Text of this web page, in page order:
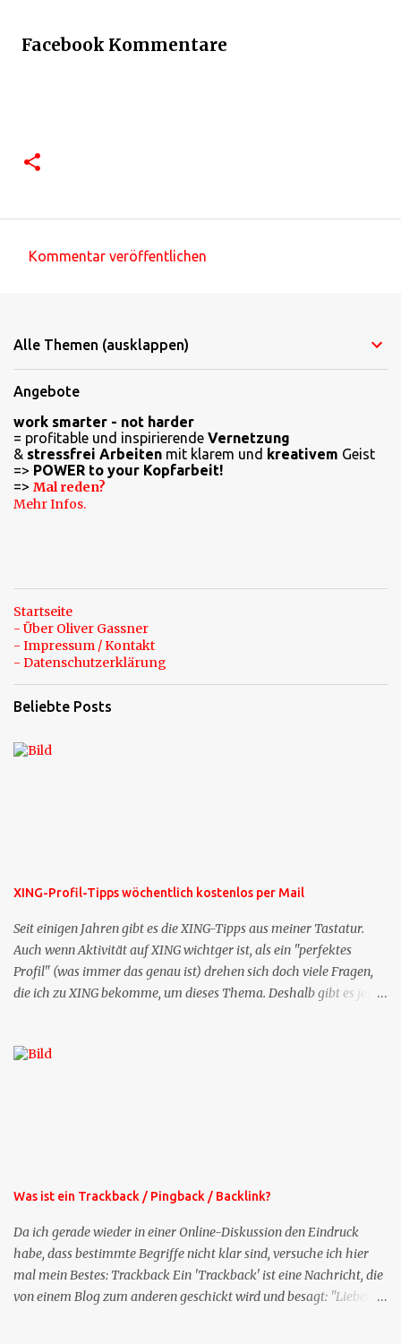
Facebook Kommentare
m
n
t
a
r
e
Kommentar veröffentlichen
Alle Themen (ausklappen)
Angebote
work smarter - not harder
= profitable und inspirierende Vernetzung
& stressfrei Arbeiten mit klarem und kreativem Geist
=> POWER to your Kopfarbeit!
=> Mal reden?
Mehr Infos.
Startseite
- Über Oliver Gassner
- Impressum / Kontakt
- Datenschutzerklärung
Beliebte Posts
XING-Profil-Tipps wöchentlich kostenlos per Mail
Seit einigen Jahren gibt es die XING-Tipps aus meiner Tastatur.
Auch wenn Aktivität auf XING wichtger ist, als ein "perfektes
Profil" (was immer das genau ist) drehen sich doch viele Fragen,
die ich zu XING bekomme, um dieses Thema. Deshalb gibt es jetzt
bekommen Sie kostenlos eine weitere Folge. Die Startsequenz ist 16
Was ist ein Trackback / Pingback / Backlink?
Da ich gerade wieder in einer Online-Diskussion den Eindruck
habe, dass bestimmte Begriffe nicht klar sind, versuche ich hier
mal mein Bestes: Trackback Ein 'Trackback' ist eine Nachricht, die
von einem Blog zum anderen geschickt wird und besagt: "Lieber